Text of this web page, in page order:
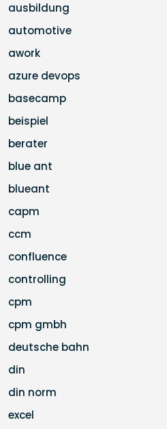
ausbildung
automotive
awork
azure devops
basecamp
beispiel
berater
blue ant
blueant
capm
ccm
confluence
controlling
cpm
cpm gmbh
deutsche bahn
din
din norm
excel